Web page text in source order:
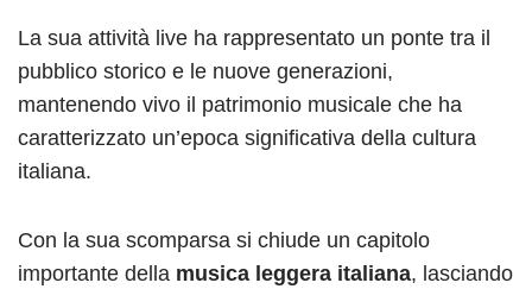
La sua attività live ha rappresentato un ponte tra il
pubblico storico e le nuove generazioni,
mantenendo vivo il patrimonio musicale che ha
caratterizzato un’epoca significativa della cultura
italiana.
Con la sua scomparsa si chiude un capitolo
importante della musica leggera italiana, lasciando